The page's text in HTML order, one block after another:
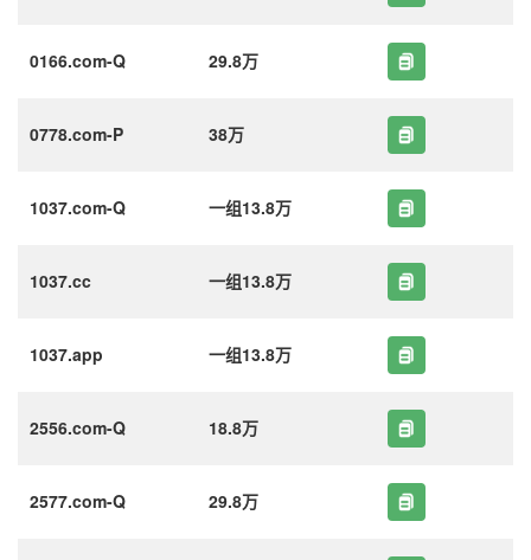
0166.com-Q 29.8万
0778.com-P 38万
1037.com-Q 一组13.8万
1037.cc 一组13.8万
1037.app 一组13.8万
2556.com-Q 18.8万
2577.com-Q 29.8万